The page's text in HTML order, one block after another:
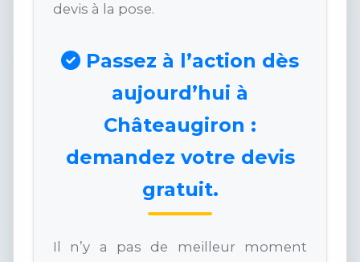
devis à la pose.
Passez à l’action dès
aujourd’hui à
Châteaugiron :
demandez votre devis
gratuit.
Il n’y a pas de meilleur moment